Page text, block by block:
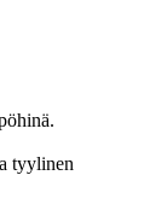
tyylinen